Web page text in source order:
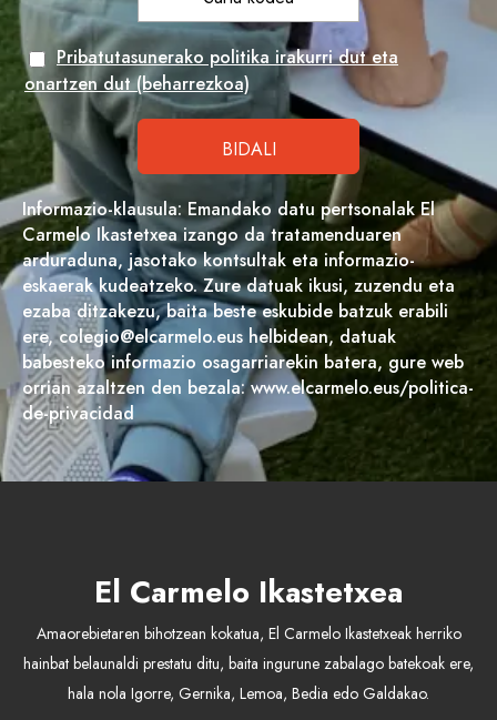
Pribatutasunerako politika irakurri dut eta
onartzen dut (beharrezkoa)
Informazio-klausula: Emandako datu pertsonalak El
Carmelo Ikastetxea izango da tratamenduaren
arduraduna, jasotako kontsultak eta informazio-
eskaerak kudeatzeko. Zure datuak ikusi, zuzendu eta
ezaba ditzakezu, baita beste eskubide batzuk erabili
ere, colegio@elcarmelo.eus helbidean, datuak
babesteko informazio osagarriarekin batera, gure web
orrian azaltzen den bezala: www.elcarmelo.eus/politica-
de-privacidad
El Carmelo Ikastetxea
Amaorebietaren bihotzean kokatua, El Carmelo Ikastetxeak herriko
hainbat belaunaldi prestatu ditu, baita ingurune zabalago batekoak ere,
hala nola Igorre, Gernika, Lemoa, Bedia edo Galdakao.